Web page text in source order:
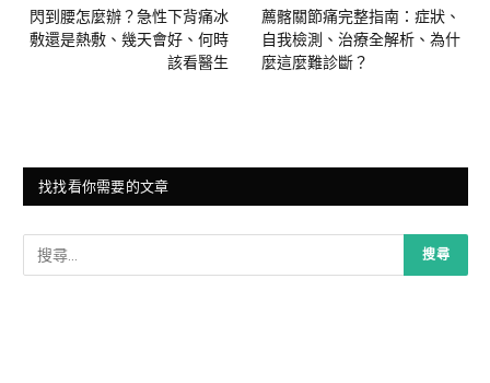
閃到腰怎麼辦？急性下背痛冰
敷還是熱敷、幾天會好、何時
該看醫生
薦髂關節痛完整指南：症狀、
自我檢測、治療全解析、為什
麼這麼難診斷？
找找看你需要的文章